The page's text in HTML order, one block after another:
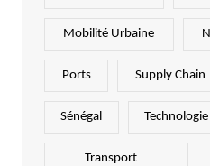
Mobilité Urbaine
Ports Supply Chain
Sénégal Technologie
Transport